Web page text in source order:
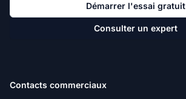
Démarrer l'essai gratuit
Consulter un expert
Contacts commerciaux